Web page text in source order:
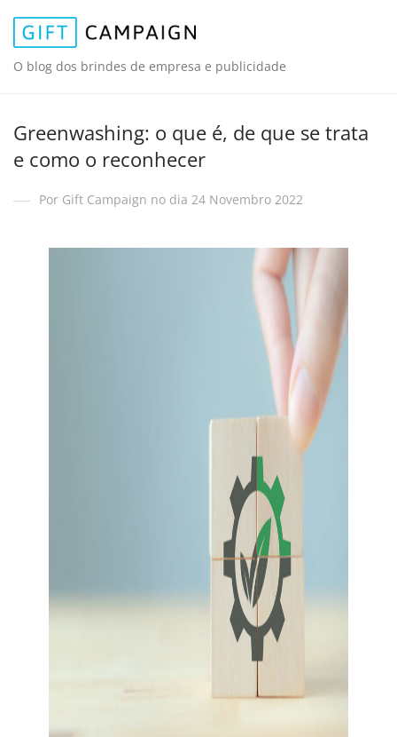
O blog dos brindes de empresa e publicidade
Greenwashing: o que é, de que se trata
e como o reconhecer
Por Gift Campaign no dia 24 Novembro 2022